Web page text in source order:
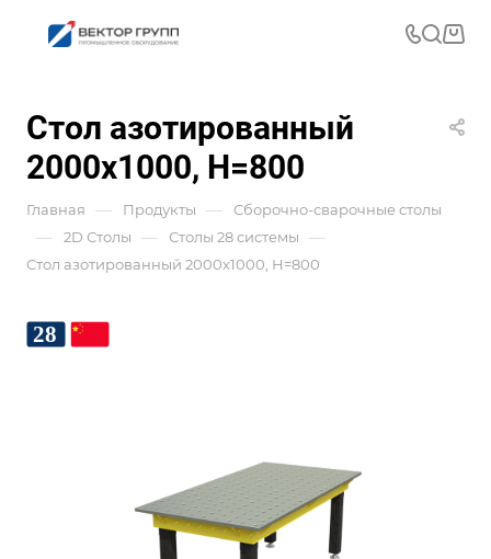
Стол азотированный
2000x1000, Н=800
Главная — Продукты — Сборочно-сварочные столы
— 2D Столы — Столы 28 системы —
Стол азотированный 2000x1000, Н=800